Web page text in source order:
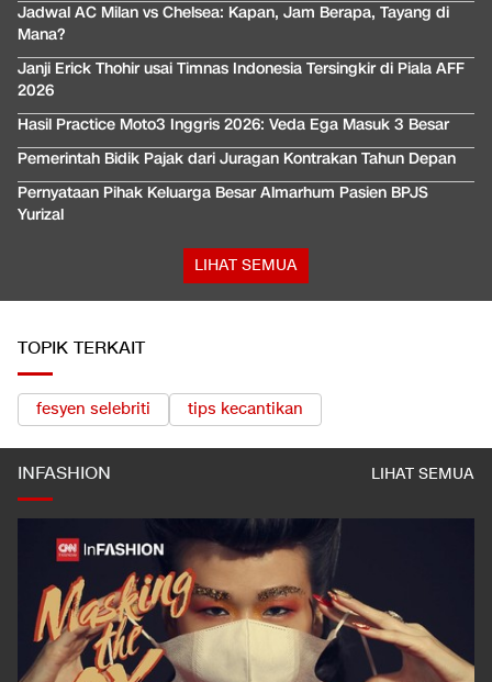
Jadwal AC Milan vs Chelsea: Kapan, Jam Berapa, Tayang di
Mana?
Janji Erick Thohir usai Timnas Indonesia Tersingkir di Piala AFF
2026
Hasil Practice Moto3 Inggris 2026: Veda Ega Masuk 3 Besar
Pemerintah Bidik Pajak dari Juragan Kontrakan Tahun Depan
Pernyataan Pihak Keluarga Besar Almarhum Pasien BPJS
Yurizal
LIHAT SEMUA
TOPIK TERKAIT
fesyen selebriti tips kecantikan
INFASHION LIHAT SEMUA